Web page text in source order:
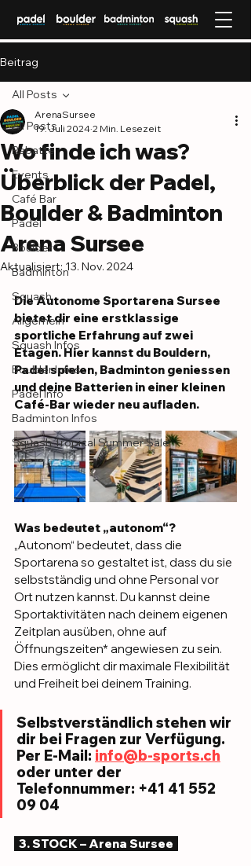
Beitrag
All Posts
Rabatte
Events
Café Bar
Padel
Boulder
Badminton
Squash
Allgemein
Squash Infos
Boulder Infos
Padel Info
Badminton Infos
Squash Tropical Summer Sale
All Posts
Wo finde ich was?
Überblick der Padel,
Boulder & Badminton
Arena Sursee
ArenaSursee
19. Juli 2024 2 Min. Lesezeit
Aktualisiert: 13. Nov. 2024
Die Autonome Sportarena Sursee
bietet dir eine erstklassige
sportliche Erfahrung auf zwei
Etagen. Hier kannst du Bouldern,
Padel spielen, Badminton geniessen
und deine Batterien in einer kleinen
Café-Bar wieder neu aufladen.
Was bedeutet „autonom“?
„Autonom“ bedeutet, dass die
Sportarena so gestaltet ist, dass du sie
selbstständig und ohne Personal vor
Ort nutzen kannst. Du kannst deine
Sportaktivitäten nach deinem eigenen
Zeitplan ausüben, ohne auf
Öffnungszeiten* angewiesen zu sein.
Dies ermöglicht dir maximale Flexibilität
und Freiheit bei deinem Training.
Selbstverständlich stehen wir
dir bei Fragen zur Verfügung.
Per E-Mail: info@b-sports.ch
oder unter der
Telefonnummer: +41 41 552
09 04
  3. STOCK – Arena Sursee